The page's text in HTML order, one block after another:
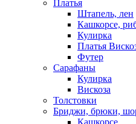
Платья
Штапель, лен
Кашкорсе,
Кулирка
Платья
Футер
Сарафаны
Кулирка
Вискоза
Толстовки
Бриджи, брюки,
Кашкорсе